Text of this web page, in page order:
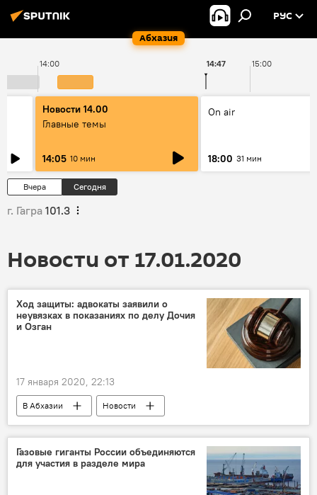
Абхазия
РУС
14:00 15:00
14:47
Новости 14.00
Главные темы
14:05 10 мин
On air
18:00 31 мин
Вчера Сегодня
г. Гагра 101.3
Новости от 17.01.2020
Ход защиты: адвокаты заявили о
неувязках в показаниях по делу Дочия
и Озган
17 января 2020, 22:13
В Абхазии Новости
Газовые гиганты России объединяются
для участия в разделе мира